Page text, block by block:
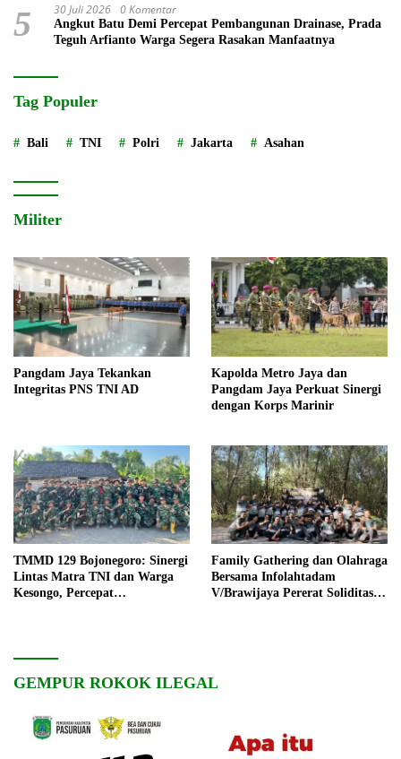
5 30 Juli 2026 0 Komentar
Angkut Batu Demi Percepat Pembangunan Drainase, Prada
Teguh Arfianto Warga Segera Rasakan Manfaatnya
Tag Populer
Bali TNI Polri Jakarta Asahan
Militer
Pangdam Jaya Tekankan
Integritas PNS TNI AD
Kapolda Metro Jaya dan
Pangdam Jaya Perkuat Sinergi
dengan Korps Marinir
TMMD 129 Bojonegoro: Sinergi
Lintas Matra TNI dan Warga
Kesongo, Percepat
Family Gathering dan Olahraga
Bersama Infolahtadam
V/Brawijaya Pererat Soliditas
GEMPUR ROKOK ILEGAL